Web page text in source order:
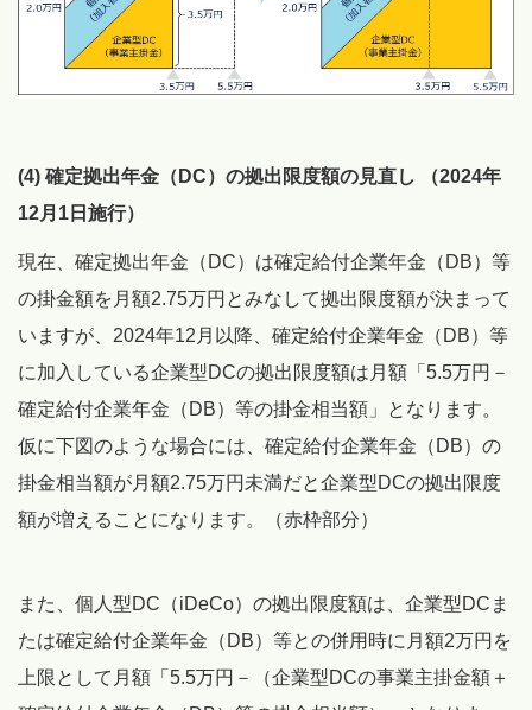
(4) 確定拠出年金（DC）の拠出限度額の見直し （2024年
12月1日施行）
現在、確定拠出年金（DC）は確定給付企業年金（DB）等
の掛金額を月額2.75万円とみなして拠出限度額が決まって
いますが、2024年12月以降、確定給付企業年金（DB）等
に加入している企業型DCの拠出限度額は月額「5.5万円－
確定給付企業年金（DB）等の掛金相当額」となります。
仮に下図のような場合には、確定給付企業年金（DB）の
掛金相当額が月額2.75万円未満だと企業型DCの拠出限度
額が増えることになります。（赤枠部分）
また、個人型DC（iDeCo）の拠出限度額は、企業型DCま
たは確定給付企業年金（DB）等との併用時に月額2万円を
上限として月額「5.5万円－（企業型DCの事業主掛金額＋